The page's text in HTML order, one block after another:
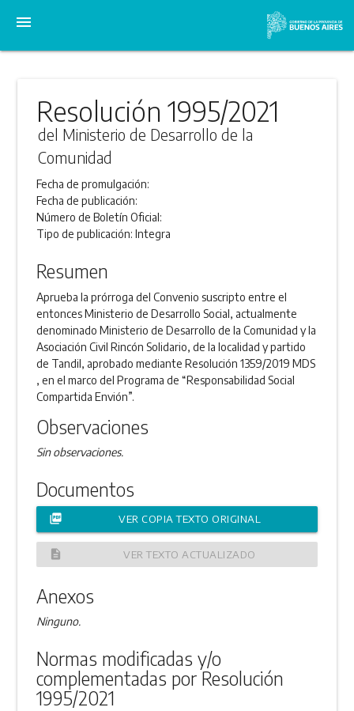
menu
Resolución 1995/2021
del Ministerio de Desarrollo de la
Comunidad
Fecha de promulgación:
Fecha de publicación:
Número de Boletín Oficial:
Tipo de publicación:Integra
Resumen
Aprueba la prórroga del Convenio suscripto entre el
entonces Ministerio de Desarrollo Social, actualmente
denominado Ministerio de Desarrollo de la Comunidad y la
Asociación Civil Rincón Solidario, de la localidad y partido
de Tandil, aprobado mediante Resolución 1359/2019 MDS
, en el marco del Programa de “Responsabilidad Social
Compartida Envión”.
Observaciones
Sin observaciones.
Documentos
picture_as_pdf VER COPIA TEXTO ORIGINAL
description VER TEXTO ACTUALIZADO
Anexos
Ninguno.
Normas modificadas y/o
complementadas por Resolución
1995/2021